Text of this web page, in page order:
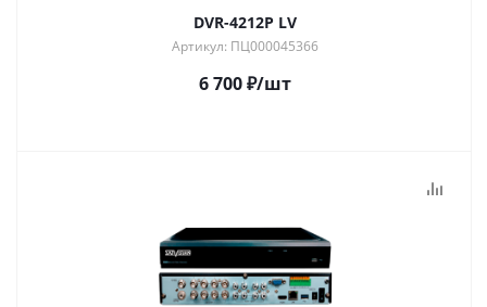
DVR-4212P LV
Артикул: ПЦ000045366
6 700₽/шт